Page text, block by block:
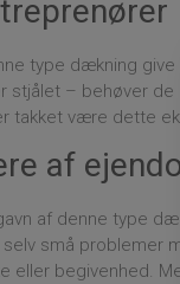
type dækning
stjålet – behøver
takket være dette
af
af denne type
små problemer
eller begivenhed.